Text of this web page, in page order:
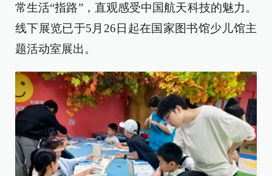
常生活“指路”，直观感受中国航天科技的魅力。
线下展览已于5月26日起在国家图书馆少儿馆主
题活动室展出。